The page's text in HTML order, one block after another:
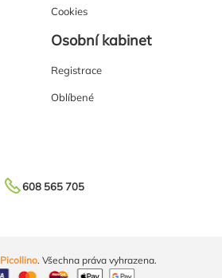
Cookies
Osobní kabinet
Registrace
Oblíbené
608 565 705
Picollino. Všechna práva vyhrazena.